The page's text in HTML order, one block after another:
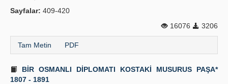
Sayfalar: 409-420
16076
3206
Tam Metin PDF
BİR OSMANLI DİPLOMATI KOSTAKİ MUSURUS PAŞA*
1807 - 1891